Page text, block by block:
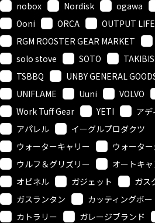
nobox
Nordisk ogawa
Ooni
ORCA OUTPUT LIFE
RGM ROOSTER GEAR MARKET
solo stove
SOTO
TSBBQ
UNBY GENERAL
UNIFLAME
Uuni VOLVO
Work Tuff Gear
YETI
アデ
アパレル
イーグルプロダクツ
ウォーターキャリー
ウォータ
ウルフ＆グリズリー
オートキ
オピネル
ガジェット
ガス
ガスランタン
カッティングボー
カトラリー
ガレージブランド